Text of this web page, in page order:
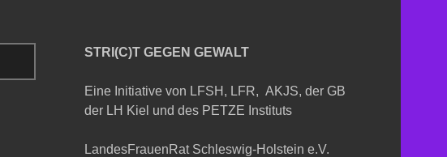
STRI(C)T GEGEN GEWALT
Eine Initiative von LFSH, LFR, AKJS, der GB
der LH Kiel und des PETZE Instituts
LandesFrauenRat Schleswig-Holstein e.V.